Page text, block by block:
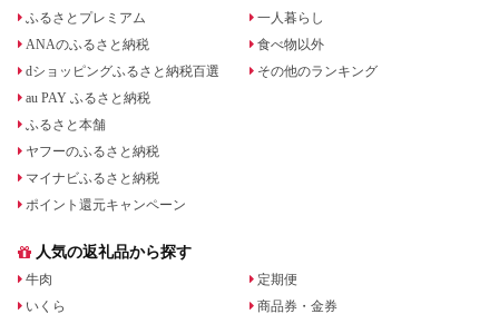
ふるさとプレミアム
ANAのふるさと納税
dショッピングふるさと納税百選
au PAY ふるさと納税
ふるさと本舗
ヤフーのふるさと納税
マイナビふるさと納税
ポイント還元キャンペーン
一人暮らし
食べ物以外
その他のランキング
人気の返礼品から探す
牛肉
いくら
定期便
商品券・金券